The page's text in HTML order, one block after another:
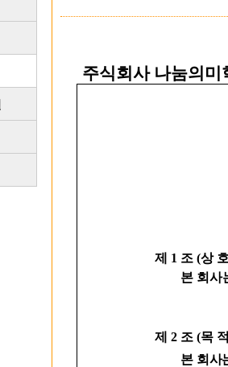
주식회사 나눔의
제 1 조 (상
본 회사는
제 2 조 (목
본 회사